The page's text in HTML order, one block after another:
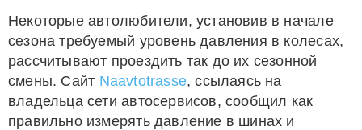
Некоторые автолюбители, установив в начале
сезона требуемый уровень давления в колесах,
рассчитывают проездить так до их сезонной
смены. Сайт Naavtotrasse, ссылаясь на
владельца сети автосервисов, сообщил как
правильно измерять давление в шинах и